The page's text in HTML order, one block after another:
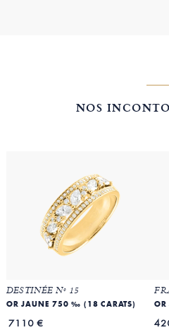
NOS
DESTINÉE Nº 15
OR JAUNE 750 ‰ (18 CARATS)
7110 €